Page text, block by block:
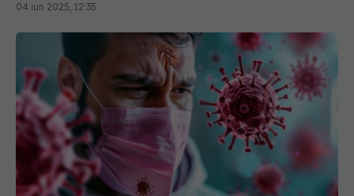
04 iun 2025, 12:35